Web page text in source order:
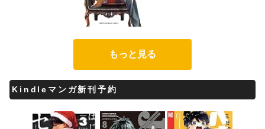
もっと見る
Kindleマンガ新刊予約